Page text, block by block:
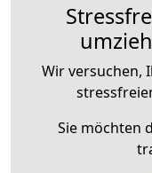
Wir versuchen,
Sie möchten